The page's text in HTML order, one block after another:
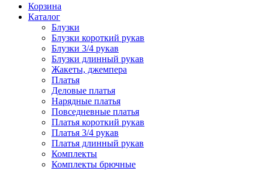
Корзина
Каталог
Блузки
Блузки короткий рукав
Блузки 3/4 рукав
Блузки длинный рукав
Жакеты, джемпера
Платья
Деловые платья
Нарядные платья
Повседневные платья
Платья короткий рукав
Платья 3/4 рукав
Платья длинный рукав
Комплекты
Комплекты брючные